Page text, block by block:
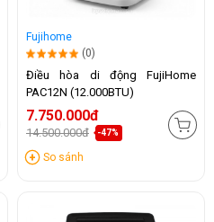
Fujihome
(0)
Điều hòa di động FujiHome
PAC12N (12.000BTU)
7.750.000đ
14.500.000đ -47%
So sánh